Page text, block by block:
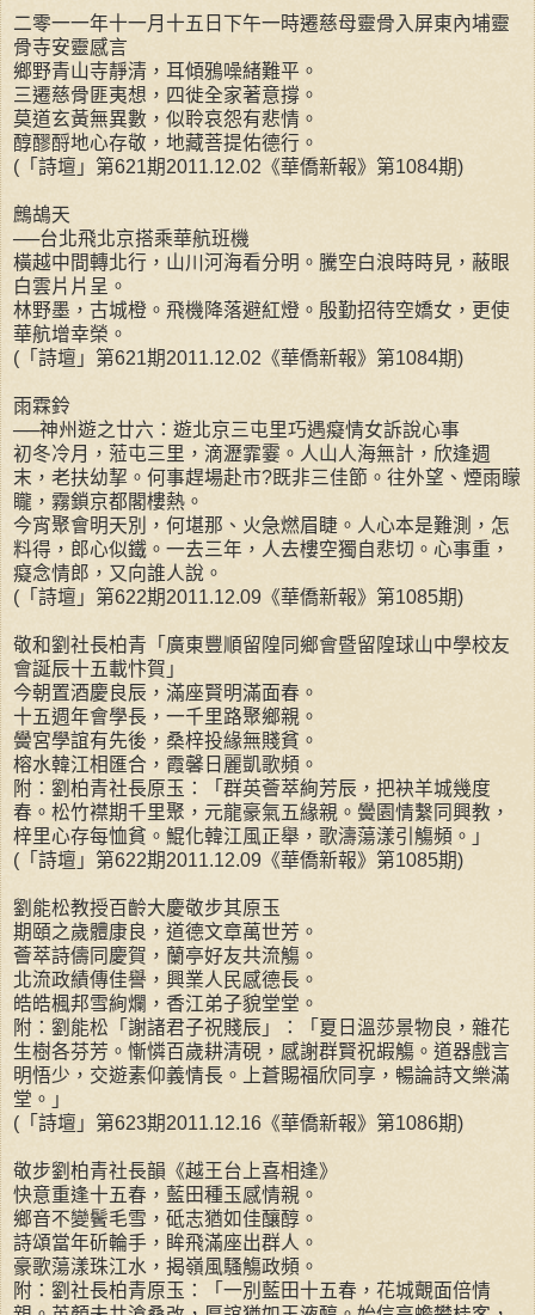
二零一一年十一月十五日下午一時遷慈母靈骨入屏東內埔靈
骨寺安靈感言
鄉野青山寺靜清，耳傾鴉噪緒難平。
三遷慈骨匪夷想，四徙全家著意撐。
莫道玄黃無異數，似聆哀怨有悲情。
醇醪酹地心存敬，地藏菩提佑德行。
(「詩壇」第621期2011.12.02《華僑新報》第1084期)
鷓鴣天
──台北飛北京搭乘華航班機
橫越中間轉北行，山川河海看分明。騰空白浪時時見，蔽眼
白雲片片呈。
林野墨，古城橙。飛機降落避紅燈。殷勤招待空嬌女，更使
華航增幸榮。
(「詩壇」第621期2011.12.02《華僑新報》第1084期)
雨霖鈴
──神州遊之廿六：遊北京三屯里巧遇癡情女訴說心事
初冬冷月，蒞屯三里，滴瀝霏霎。人山人海無計，欣逢週
末，老扶幼挈。何事趕場赴市?既非三佳節。往外望、煙雨矇
矓，霧鎖京都閣樓熱。
今宵聚會明天別，何堪那、火急燃眉睫。人心本是難測，怎
料得，郎心似鐵。一去三年，人去樓空獨自悲切。心事重，
癡念情郎，又向誰人說。
(「詩壇」第622期2011.12.09《華僑新報》第1085期)
敬和劉社長柏青「廣東豐順留隍同鄉會暨留隍球山中學校友
會誕辰十五載忭賀」
今朝置酒慶良辰，滿座賢明滿面春。
十五週年會學長，一千里路聚鄉親。
黌宮學誼有先後，桑梓投緣無賤貧。
榕水韓江相匯合，霞馨日麗凱歌頻。
附：劉柏青社長原玉：「群英薈萃絢芳辰，把袂羊城幾度
春。松竹襟期千里聚，元龍豪氣五緣親。黌園情繫同興教，
梓里心存每恤貧。鯤化韓江風正舉，歌濤蕩漾引觴頻。」
(「詩壇」第622期2011.12.09《華僑新報》第1085期)
劉能松教授百齡大慶敬步其原玉
期頤之歲體康良，道德文章萬世芳。
薈萃詩儔同慶賀，蘭亭好友共流觴。
北流政績傳佳譽，興業人民感德長。
皓皓楓邦雪絢爛，香江弟子貌堂堂。
附：劉能松「謝諸君子祝賤辰」：「夏日溫莎景物良，雜花
生樹各芬芳。慚憐百歲耕清硯，感謝群賢祝嘏觴。道器戲言
明悟少，交遊素仰義情長。上蒼賜福欣同享，暢論詩文樂滿
堂。」
(「詩壇」第623期2011.12.16《華僑新報》第1086期)
敬步劉柏青社長韻《越王台上喜相逢》
快意重逢十五春，藍田種玉感情親。
鄉音不變鬢毛雪，砥志猶如佳釀醇。
詩頌當年斫輪手，眸飛滿座出群人。
豪歌蕩漾珠江水，揭嶺風騷觴政頻。
附：劉社長柏青原玉：「一別藍田十五春，花城覿面倍情